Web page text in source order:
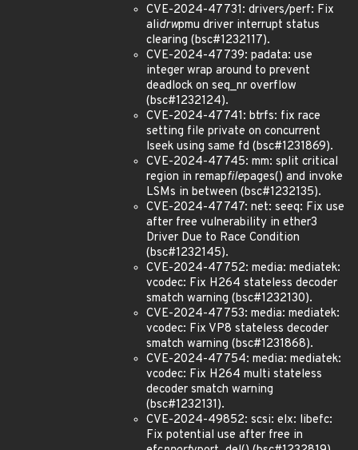
CVE-2024-47731: drivers/perf: Fix
alidrwpmu driver interrupt status
clearing (bsc#1232117).
CVE-2024-47739: padata: use
integer wrap around to prevent
deadlock on seq_nr overflow
(bsc#1232124).
CVE-2024-47741: btrfs: fix race
setting file private on concurrent
lseek using same fd (bsc#1231869).
CVE-2024-47745: mm: split critical
region in remapfilepages() and invoke
LSMs in between (bsc#1232135).
CVE-2024-47747: net: seeq: Fix use
after free vulnerability in ether3
Driver Due to Race Condition
(bsc#1232145).
CVE-2024-47752: media: mediatek:
vcodec: Fix H264 stateless decoder
smatch warning (bsc#1232130).
CVE-2024-47753: media: mediatek:
vcodec: Fix VP8 stateless decoder
smatch warning (bsc#1231868).
CVE-2024-47754: media: mediatek:
vcodec: Fix H264 multi stateless
decoder smatch warning
(bsc#1232131).
CVE-2024-49852: scsi: elx: libefc:
Fix potential use after free in